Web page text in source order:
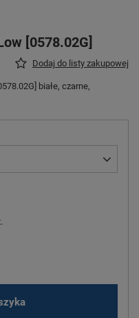
[0578.02G]
Dodaj do listy zakupowej
białe, czarne,